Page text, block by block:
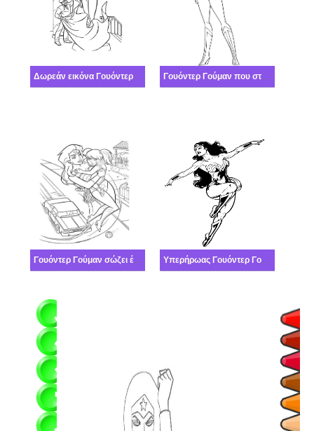
Δωρεάν εικόνα Γουόντερ Γούμαν Γουόντερ Γούμαν που στέκεται
Γουόντερ Γούμαν σώζει ένα μικρό κορίτσι Υπερήρωας Γουόντερ Γούμαν